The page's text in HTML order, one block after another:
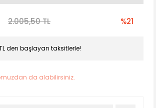
2.005,50 TL %21
den başlayan taksitlerle!
da alabilirsiniz.